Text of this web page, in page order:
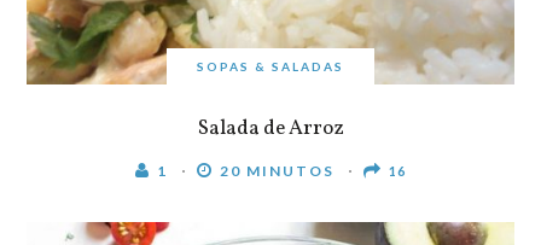
SOPAS & SALADAS
Salada de Arroz
1 20 MINUTOS 16